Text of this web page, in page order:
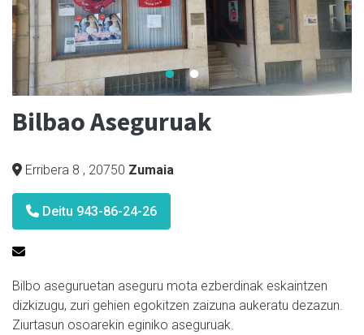
Bilbao Aseguruak
Erribera 8 , 20750 Zumaia
Deitu 943-86-24-26
Bilbo aseguruetan aseguru mota ezberdinak eskaintzen
dizkizugu, zuri gehien egokitzen zaizuna aukeratu dezazun.
Ziurtasun osoarekin eginiko aseguruak.